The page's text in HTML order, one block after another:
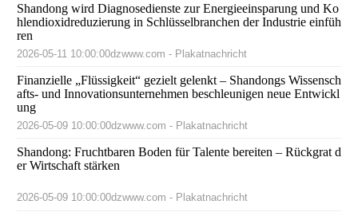
Shandong wird Diagnosedienste zur Energieeinsparung und Ko
hlendioxidreduzierung in Schlüsselbranchen der Industrie einfüh
ren
2026-05-11 10:00:00dzwww.com - Plakatnachricht
Finanzielle „Flüssigkeit“ gezielt gelenkt – Shandongs Wissensch
afts- und Innovationsunternehmen beschleunigen neue Entwickl
ung
2026-05-09 10:00:00dzwww.com - Plakatnachricht
Shandong: Fruchtbaren Boden für Talente bereiten – Rückgrat d
er Wirtschaft stärken
2026-05-09 10:00:00dzwww.com - Plakatnachricht